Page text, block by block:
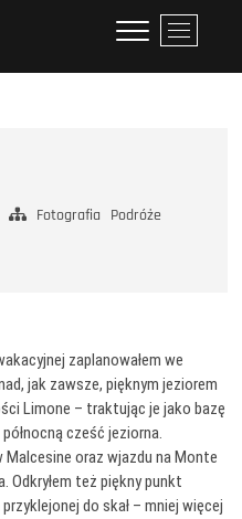
P
r
z
Fotografia
Podróże
zaplanowałem we
jak zawsze, pięknym jeziorem
Limone – traktując je jako bazę
cześć jeziorna.
Malcesine oraz wjazdu na Monte
Odkryłem też piękny punkt
do skał – mniej więcej